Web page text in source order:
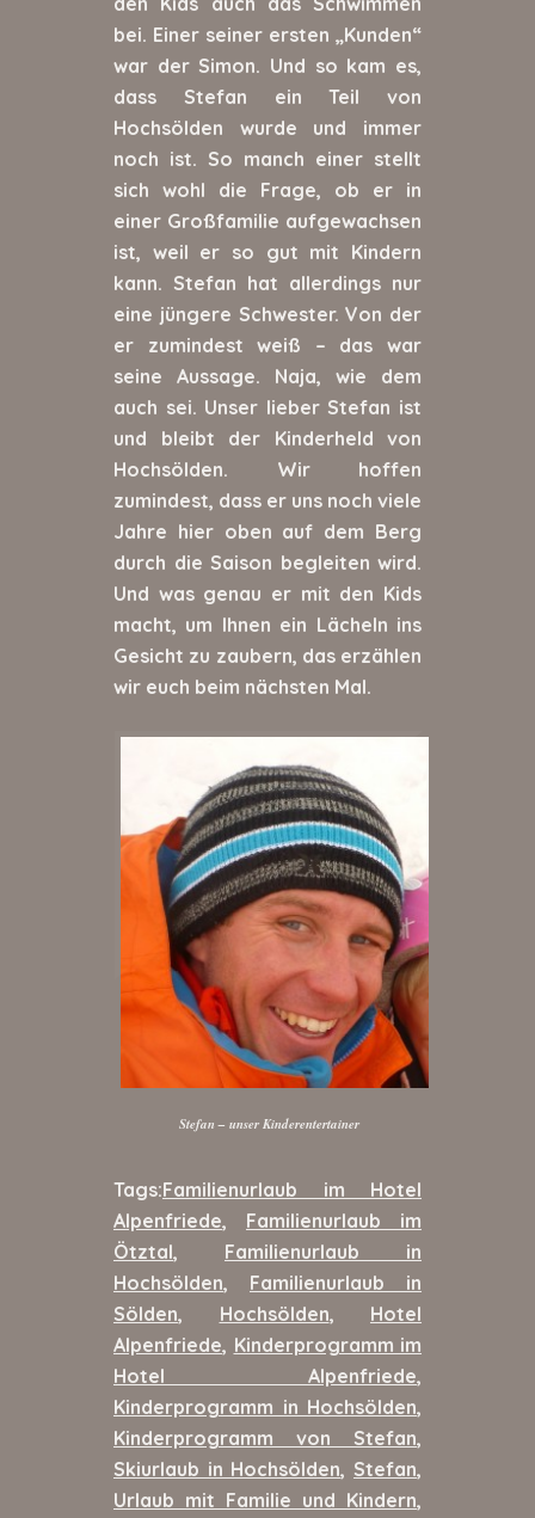
bei. Einer seiner ersten „Kunden“
war der Simon. Und so kam es,
dass Stefan ein Teil von
Hochsölden wurde und immer
noch ist. So manch einer stellt
sich wohl die Frage, ob er in
einer Großfamilie aufgewachsen
ist, weil er so gut mit Kindern
kann. Stefan hat allerdings nur
eine jüngere Schwester. Von der
er zumindest weiß – das war
seine Aussage. Naja, wie dem
auch sei. Unser lieber Stefan ist
und bleibt der Kinderheld von
Hochsölden. Wir hoffen
zumindest, dass er uns noch viele
Jahre hier oben auf dem Berg
durch die Saison begleiten wird.
Und was genau er mit den Kids
macht, um Ihnen ein Lächeln ins
Gesicht zu zaubern, das erzählen
wir euch beim nächsten Mal.
Stefan – unser Kinderentertainer
Tags:Familienurlaub im Hotel
Alpenfriede, Familienurlaub im
Ötztal, Familienurlaub in
Hochsölden, Familienurlaub in
Sölden, Hochsölden, Hotel
Alpenfriede, Kinderprogramm im
Hotel Alpenfriede,
Kinderprogramm in Hochsölden,
Kinderprogramm von Stefan,
Skiurlaub in Hochsölden, Stefan,
Urlaub mit Familie und Kindern,